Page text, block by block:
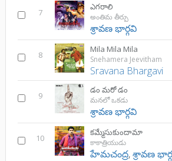
7
ఎగరాలి
అంతిమ తీర్పు
శ్రావణ భార్గవి
8
Mila Mila Mila
Snehamera Jeevitham
Sravana Bhargavi
9
డం మరో డం
మనలో ఒకడు
శ్రావణ భార్గవి
10
కమ్మేసుకుందామా
కాకాత్రియుడు
హేమచంద్ర,శ్రావణ